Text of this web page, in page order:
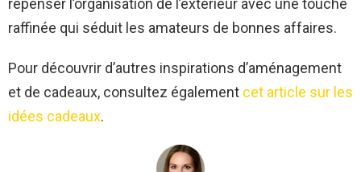
repenser l’organisation de l’extérieur avec une touche
raffinée qui séduit les amateurs de bonnes affaires.
Pour découvrir d’autres inspirations d’aménagement
et de cadeaux, consultez également cet article sur les
idées cadeaux.